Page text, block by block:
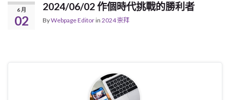
6 月
02
2024/06/02 作個時代挑戰的勝利者
ByWebpage Editorin 2024 崇拜